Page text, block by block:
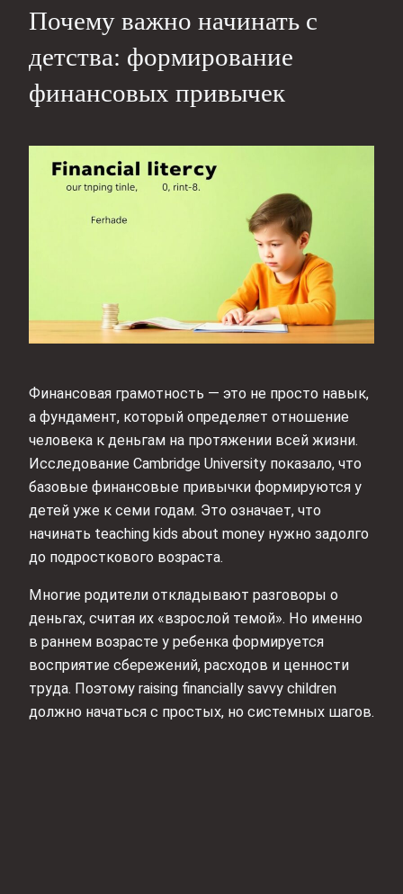
Почему важно начинать с
детства: формирование
финансовых привычек
Финансовая грамотность — это не просто навык,
а фундамент, который определяет отношение
человека к деньгам на протяжении всей жизни.
Исследование Cambridge University показало, что
базовые финансовые привычки формируются у
детей уже к семи годам. Это означает, что
начинать teaching kids about money нужно задолго
до подросткового возраста.
Многие родители откладывают разговоры о
деньгах, считая их «взрослой темой». Но именно
в раннем возрасте у ребенка формируется
восприятие сбережений, расходов и ценности
труда. Поэтому raising financially savvy children
должно начаться с простых, но системных шагов.